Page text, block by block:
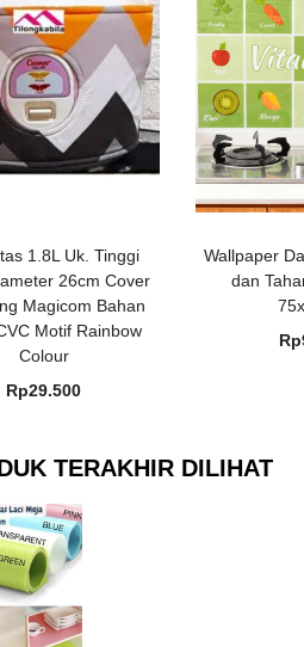
1.8L Uk. Tinggi
26cm Cover
Magicom Bahan
Motif Rainbow
Colour
Rp29.500
Wallpaper
dan
Rp
TERAKHIR DILIHAT